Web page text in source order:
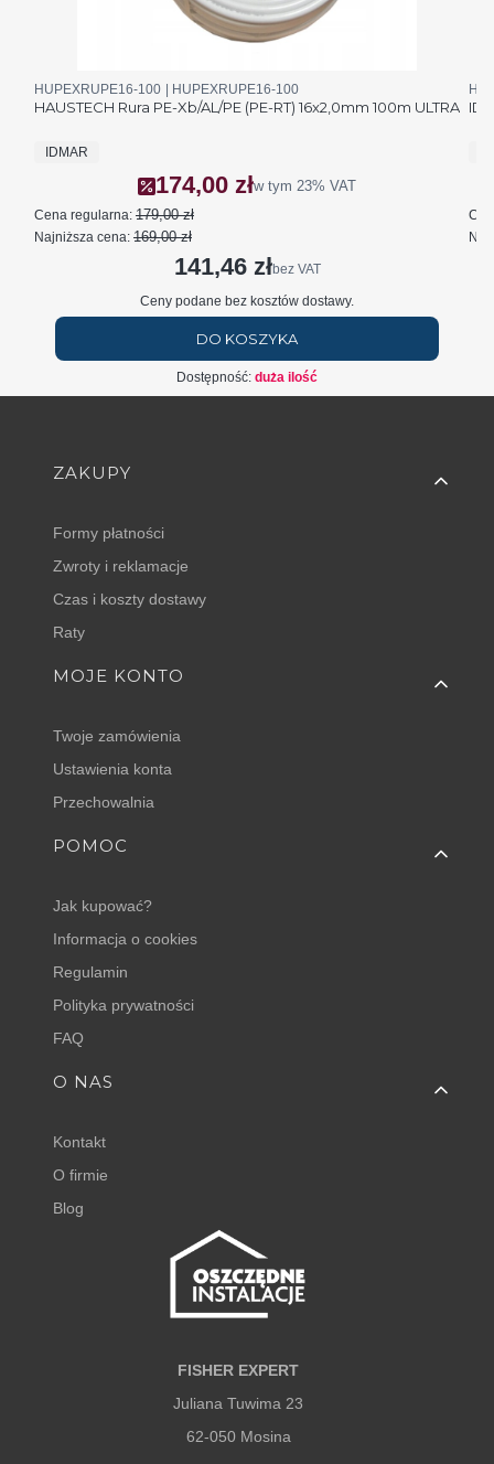
Kod produktu
HUPEXRUPE16-100 Kod producenta
HUPEXRUPE16-100
HAUSTECH Rura PE-Xb/AL/PE (PE-RT) 16x2,0mm 100m ULTRA
PRODUCENT
IDMAR
Cena promocyjna brutto
174,00 złw tym 23% VAT
Cena regularna: 179,00 zł
Najniższa cena: 169,00 zł
Cena netto
141,46 złbez VAT
Ceny podane bez kosztów dostawy.
DO KOSZYKA
Dostępność: duża ilość
Linki w stopce
ZAKUPY
Formy płatności
Zwroty i reklamacje
Czas i koszty dostawy
Raty
MOJE KONTO
Twoje zamówienia
Ustawienia konta
Przechowalnia
POMOC
Jak kupować?
Informacja o cookies
Regulamin
Polityka prywatności
FAQ
O NAS
Kontakt
O firmie
Blog
FISHER EXPERT
Juliana Tuwima 23
62-050 Mosina